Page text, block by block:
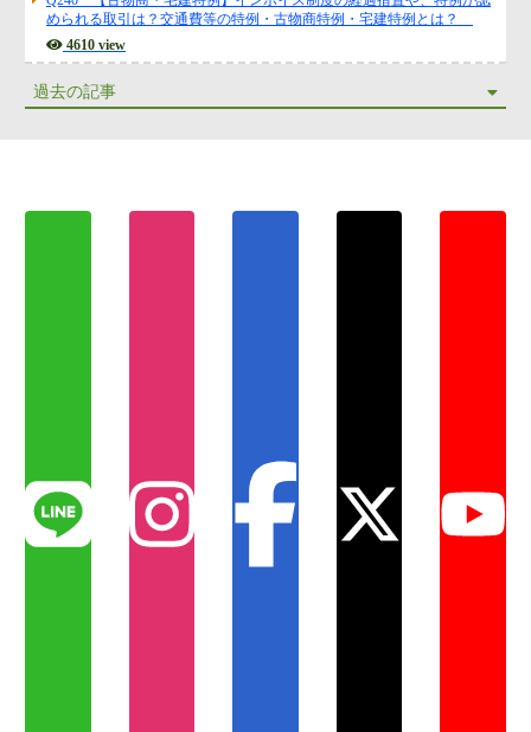
められる取引は？交通費等の特例・古物商特例・宅建特例とは？
4610 view
過去の記事